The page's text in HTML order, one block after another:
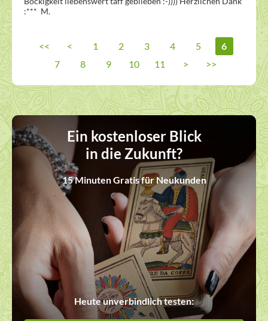
:***  M.
<< < 1 2 3 4 5
6
7
8 9 10 11 > >>
Ein kostenloser Blick
in die Zukunft?
15 Minuten Gratis für Neukunden
Heute unverbindlich testen: